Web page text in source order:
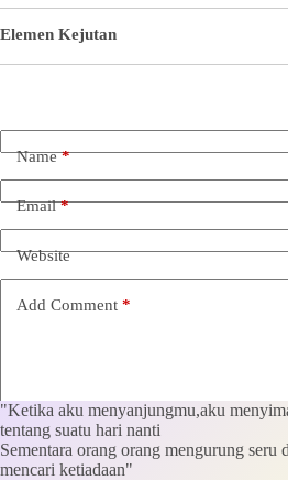
Elemen Kejutan
Name*
Email*
Website
Add Comment *
"Ketika aku menyanjungmu,aku
tentang suatu hari nanti
Sementara orang orang mengurung seru
mencari ketiadaan"